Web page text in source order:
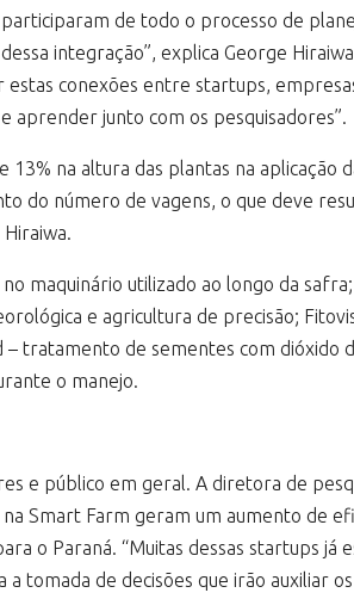
de todo o processo de
integração”, explica George
conexões entre startups,
aprender junto com os pesquisadores”.
na altura das plantas na aplicação
do número de vagens, o que deve
maquinário utilizado ao longo da
e agricultura de precisão;
tratamento de sementes com dióxido
o manejo.
e público em geral. A diretora de
Smart Farm geram um aumento de
o Paraná. “Muitas dessas startups já
tomada de decisões que irão auxiliar